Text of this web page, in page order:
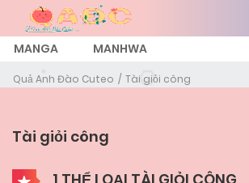
MANGA MANHWA
Quả Anh Đào Cuteo Tài giỏi công
Tài giỏi công